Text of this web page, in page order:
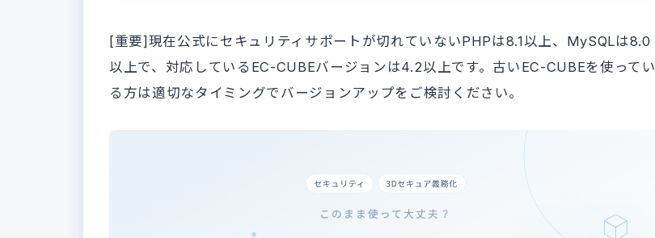
[重要]現在公式にセキュリティサポートが切れていないPHPは8.1以上、MySQLは8.0
以上で、対応しているEC-CUBEバージョンは4.2以上です。古いEC-CUBEを使ってい
る方は適切なタイミングでバージョンアップをご検討ください。